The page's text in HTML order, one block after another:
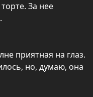
За нее
приятная на глаз.
но, думаю, она